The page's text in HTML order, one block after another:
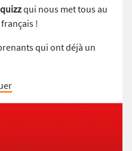
quizzqui nous met tous au
!
qui ont déjà un